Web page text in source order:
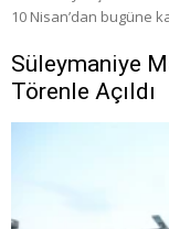
10 Nisan’dan bugüne
Süleymaniye
Törenle Açıldı